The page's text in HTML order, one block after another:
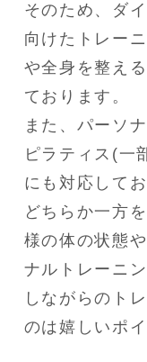
そのため、ダ
向けたトレー
や全身を整え
ております。
また、パーソ
ピラティス(一
にも対応してお
どちらか一方
様の体の状態
ナルトレーニ
しながらのト